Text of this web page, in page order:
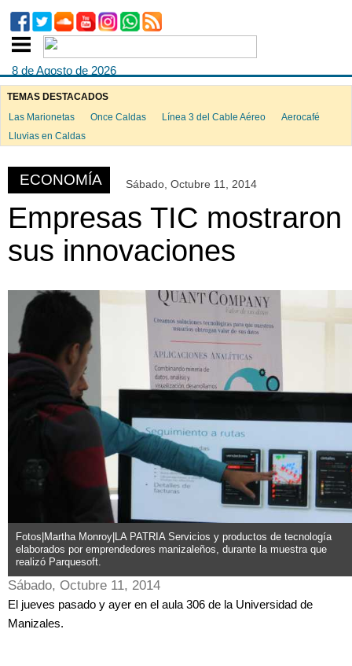
8 de Agosto de 2026
TEMAS DESTACADOS
Las Marionetas
Once Caldas Línea 3 del Cable Aéreo
Aerocafé
Lluvias en Caldas
ECONOMÍA Sábado, Octubre 11, 2014
Empresas TIC mostraron
sus innovaciones
Fotos|Martha Monroy|LA PATRIA Servicios y productos de tecnología
elaborados por emprendedores manizaleños, durante la muestra que
realizó Parquesoft.
Sábado, Octubre 11, 2014
El jueves pasado y ayer en el aula 306 de la Universidad de
Manizales.